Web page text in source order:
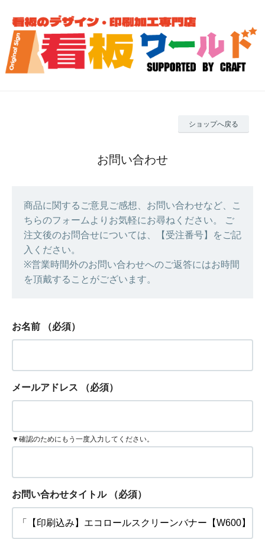
ショップへ戻る
お問い合わせ
商品に関するご意見ご感想、お問い合わせなど、こ
ちらのフォームよりお気軽にお尋ねください。 ご
注文後のお問合せについては、【受注番号】をご記
入ください。
※営業時間外のお問い合わせへのご返答にはお時間
を頂戴することがございます。
お名前 （必須）
メールアドレス （必須）
▼確認のためにもう一度入力してください。
お問い合わせタイトル （必須）